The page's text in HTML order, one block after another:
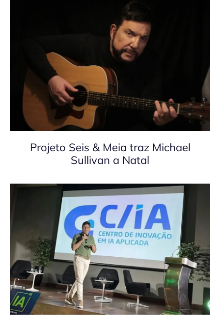
Projeto Seis & Meia traz Michael
Sullivan a Natal